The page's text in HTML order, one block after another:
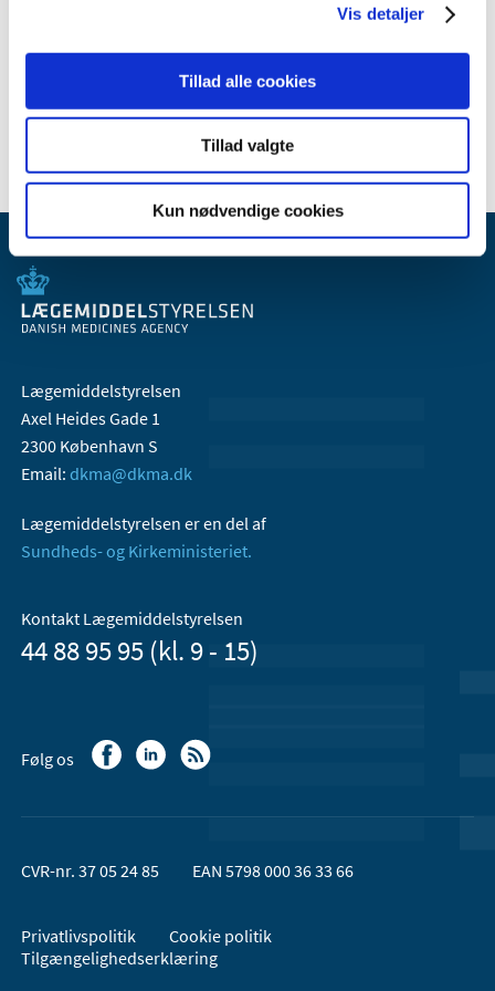
Vis detaljer
Tillad alle cookies
Tillad valgte
Kun nødvendige cookies
2007 (3)
2005 (2)
Lægemiddelstyrelsen
Axel Heides Gade 1
2300 København S
Email: dkma@dkma.dk
Lægemiddelstyrelsen er en del af
Sundheds- og Kirkeministeriet.
Kontakt Lægemiddelstyrelsen
44 88 95 95 (kl. 9 - 15)
Følg os
CVR-nr. 37 05 24 85 EAN 5798 000 36 33 66
Privatlivspolitik
Cookie politik
Tilgængelighedserklæring